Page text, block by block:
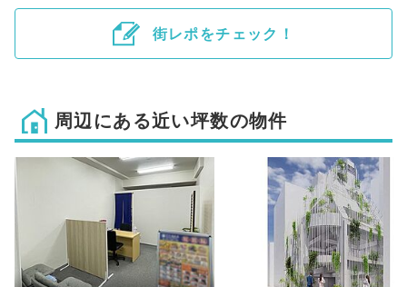
街レポをチェック！
周辺にある近い坪数の物件